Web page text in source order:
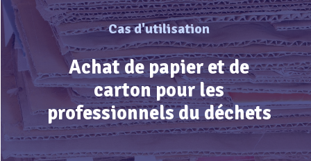
Cas d'utilisation
Achat de papier et de
carton pour les
professionnels du déchets